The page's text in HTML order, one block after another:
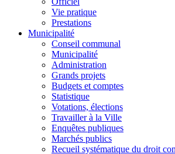
Vie pratique
Prestations
Municipalité
Conseil communal
Municipalité
Administration
Grands projets
Budgets et comptes
Statistique
Votations, élections
Travailler à la Ville
Enquêtes publiques
Marchés publics
Recueil systématique du droit